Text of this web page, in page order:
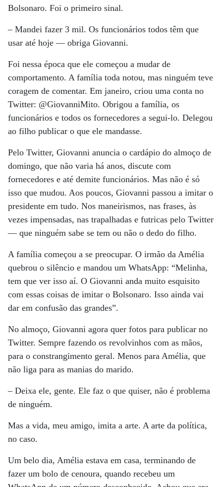
Bolsonaro. Foi o primeiro sinal.
– Mandei fazer 3 mil. Os funcionários todos têm que
usar até hoje — obriga Giovanni.
Foi nessa época que ele começou a mudar de
comportamento. A família toda notou, mas ninguém teve
coragem de comentar. Em janeiro, criou uma conta no
Twitter: @GiovanniMito. Obrigou a família, os
funcionários e todos os fornecedores a segui-lo. Delegou
ao filho publicar o que ele mandasse.
Pelo Twitter, Giovanni anuncia o cardápio do almoço de
domingo, que não varia há anos, discute com
fornecedores e até demite funcionários. Mas não é só
isso que mudou. Aos poucos, Giovanni passou a imitar o
presidente em tudo. Nos maneirismos, nas frases, às
vezes impensadas, nas trapalhadas e futricas pelo Twitter
— que ninguém sabe se tem ou não o dedo do filho.
A família começou a se preocupar. O irmão da Amélia
quebrou o silêncio e mandou um WhatsApp: “Melinha,
tem que ver isso aí. O Giovanni anda muito esquisito
com essas coisas de imitar o Bolsonaro. Isso ainda vai
dar em confusão das grandes”.
No almoço, Giovanni agora quer fotos para publicar no
Twitter. Sempre fazendo os revolvinhos com as mãos,
para o constrangimento geral. Menos para Amélia, que
não liga para as manias do marido.
– Deixa ele, gente. Ele faz o que quiser, não é problema
de ninguém.
Mas a vida, meu amigo, imita a arte. A arte da política,
no caso.
Um belo dia, Amélia estava em casa, terminando de
fazer um bolo de cenoura, quando recebeu um